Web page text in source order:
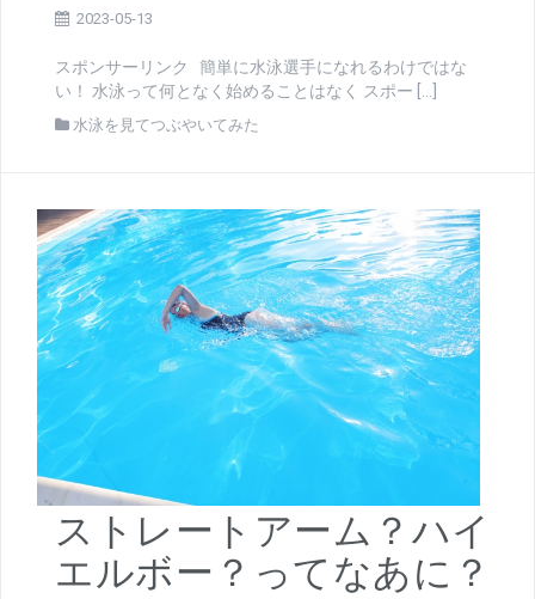
2023-05-13
スポンサーリンク 簡単に水泳選手になれるわけではな
い！ 水泳って何となく始めることはなく スポー […]
水泳を見てつぶやいてみた
ストレートアーム？ハイ
エルボー？ってなあに？